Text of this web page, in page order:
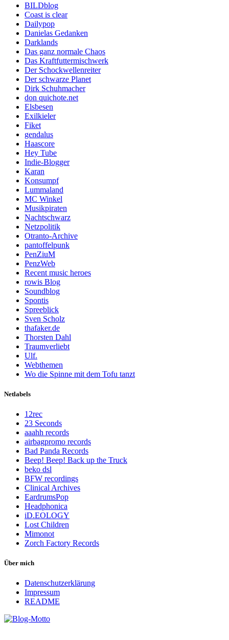
BILDblog
Coast is clear
Dailypop
Danielas Gedanken
Darklands
Das ganz normale Chaos
Das Kraftfuttermischwerk
Der Schockwellenreiter
Der schwarze Planet
Dirk Schuhmacher
don quichote.net
Elsbesen
Exilkieler
Fiket
gendalus
Haascore
Hey Tube
Indie-Blogger
Karan
Konsumpf
Lummaland
MC Winkel
Musikpiraten
Nachtschwarz
Netzpolitik
Otranto-Archive
pantoffelpunk
PenZiuM
PenzWeb
Recent music heroes
rowis Blog
Soundblog
Spontis
Spreeblick
Sven Scholz
thafaker.de
Thorsten Dahl
Traumverliebt
Ulf.
Webthemen
Wo die Spinne mit dem Tofu tanzt
Netlabels
12rec
23 Seconds
aaahh records
airbagpromo records
Bad Panda Records
Beep! Beep! Back up the Truck
beko dsl
BFW recordings
Clinical Archives
EardrumsPop
Headphonica
iD.EOLOGY
Lost Children
Mimonot
Zorch Factory Records
Über mich
Datenschutzerklärung
Impressum
README